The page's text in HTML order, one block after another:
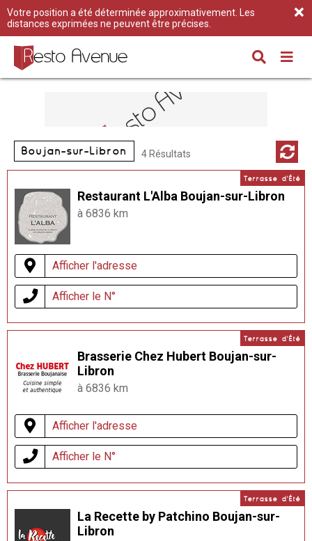
Votre position a été déterminée approximativement. Les
distances exprimées ne peuvent être précises.
Boujan-sur-Libron 4 Résultats
Terrasse d'Été
Restaurant L'Alba Boujan-sur-Libron
à 6836 km
Afficher l'adresse
Afficher le N°
Terrasse d'Été
Brasserie Chez Hubert Boujan-sur-
Libron
à 6836 km
Afficher l'adresse
Afficher le N°
Terrasse d'Été
La Recette by Patchino Boujan-sur-
Libron